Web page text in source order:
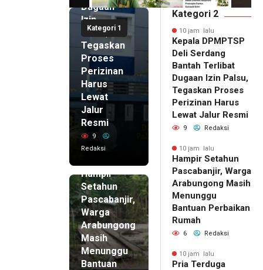
Kategori 1
Dugaan
Izin
Palsu,
Tegaskan
Proses
Perizinan
Harus
Lewat
Jalur
Resmi
9
Redaksi
Hampir
Setahun
Pascabanjir,
Warga
Arabungong
Masih
Menunggu
Bantuan
Kategori 2
10 jam lalu
Kepala DPMPTSP
Deli Serdang
Bantah Terlibat
Dugaan Izin Palsu,
Tegaskan Proses
Perizinan Harus
Lewat Jalur Resmi
9 Redaksi
10 jam lalu
Hampir Setahun
Pascabanjir, Warga
Arabungong Masih
Menunggu
Bantuan Perbaikan
Rumah
6 Redaksi
10 jam lalu
Pria Terduga